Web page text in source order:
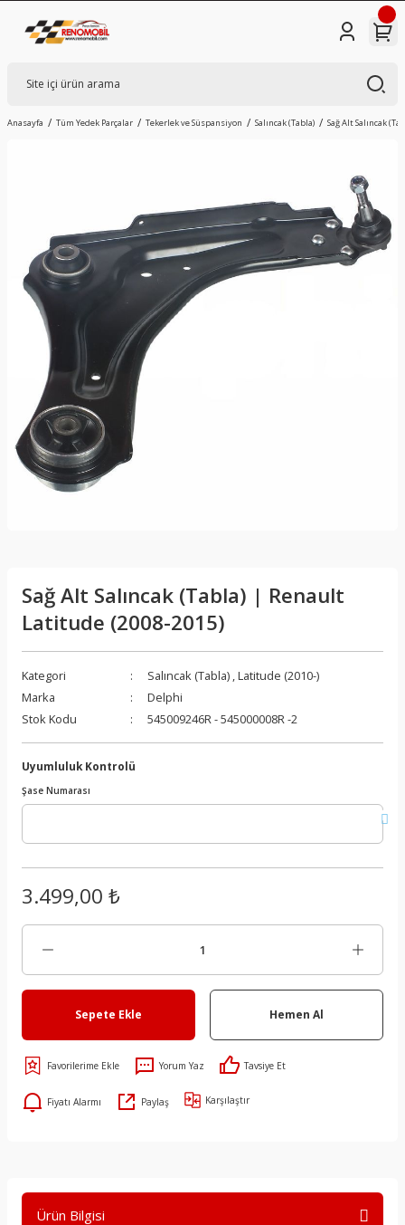
Anasayfa Tüm Yedek Parçalar Tekerlek ve Süspansiyon Salıncak (Tabla) Sağ Alt Salıncak
Sağ Alt Salıncak (Tabla) | Renault
Latitude (2008-2015)
Kategori Salıncak (Tabla) ,Latitude (2010-)
Marka
Delphi
Stok Kodu
545009246R - 545000008R -2
Uyumluluk Kontrolü
Şase Numarası
3.499,00 ₺
Sepete Ekle Hemen Al
Yorum Yaz Tavsiye Et
Fiyatı Alarmı Paylaş Karşılaştır
Ürün Bilgisi